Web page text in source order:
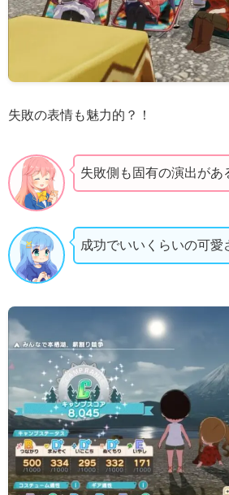
失敗の表情も魅力的？！
失敗側も固有の演出があ
成功でいいくらいの可愛